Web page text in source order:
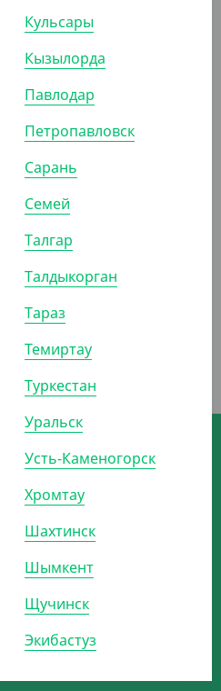
СООБЩИТЬ О
О КОМПАНИИ
ДОСТАВКА И ОПЛАТА
РЕКВИЗИТЫ
КОНТАКТЫ
ВЫЗОВ ТОРГОВОГО
ПРЕДСТАВИТЕЛЯ
Кульсары
Кызылорда
Павлодар
Петропавловск
Сарань
Семей
Талгар
Талдыкорган
Тараз
Темиртау
Туркестан
Уральск
Усть-Каменогорск
Хромтау
Шахтинск
Шымкент
Щучинск
Экибастуз